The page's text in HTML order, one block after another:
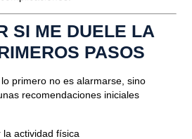
SI ME DUELE LA
PASOS
primero no es alarmarse, sino
recomendaciones iniciales
actividad física